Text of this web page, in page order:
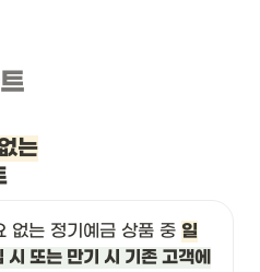
는
없는 정기예금 상품 중 일
시 또는 만기 시 기존 고객에